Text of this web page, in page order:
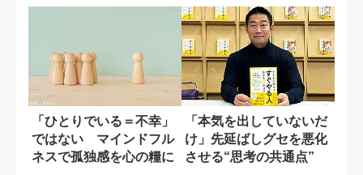
「ひとりでいる＝不幸」
ではない マインドフル
ネスで孤独感を心の糧に
「本気を出していないだ
け」先延ばしグセを悪化
させる“思考の共通点”